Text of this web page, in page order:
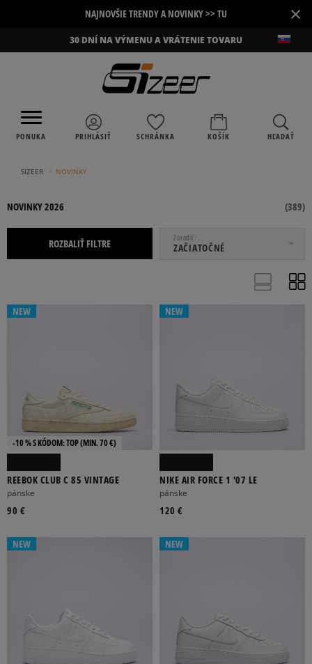
NAJNOVŠIE TRENDY A NOVINKY >> TU ×
30 DNÍ NA VÝMENU A VRÁTENIE TOVARU
PONUKA PRIHLÁSIŤ SCHRÁNKA KOŠÍK HĽADAŤ
SIZEER NOVINKY
NOVINKY 2026 (389)
ROZBALIŤ FILTRE Zoradiť
ZAČIATOČNÉ
OD DO
BIELIZEŇ DŽÍNSY KECKY
NEW
-10 % S KÓDOM: TOP (MIN. 70 €)
REEBOK CLUB C 85 VINTAGE
pánske
90 €
NEW
NIKE AIR FORCE 1 '07 LE
pánske
120 €
NEW NEW